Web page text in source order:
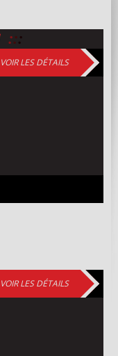
:::
VOIR LES DÉTAILS
VOIR LES DÉTAILS